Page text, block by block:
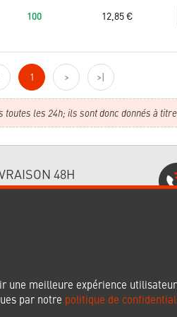
100 12,85 €
1 > >|
les 24h; ils sont donc donnés à
48H
les produits stockés
meilleure expérience
par notre politique de